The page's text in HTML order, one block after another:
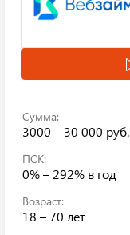
Сумма:
3000 – 30 000 руб.
ПСК:
0% – 292% в год
Возраст:
18 – 70 лет